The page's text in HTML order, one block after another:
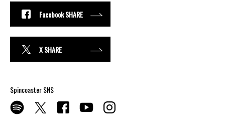
Facebook SHARE
X SHARE
Spincoaster SNS